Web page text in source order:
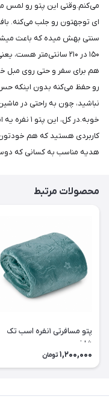
می‌کنم.وقتی این پتو رو لمس
ای توجهتون رو جلب می‌کنه.
سنتی بهش میده که باعث
۱۵۰ در ۲۱۰ سانتی‌متر
رو حفظ می‌کنه بدون اینکه
نباشید، چون به راحتی در
خوبه.در کل،
کاربردی هستید که هم
هدیه مناسب به کسانی که
محصولات مرتبط
پتو مسافرتی ۱نفره اسب تک
شاخ
1,200,000 تومان